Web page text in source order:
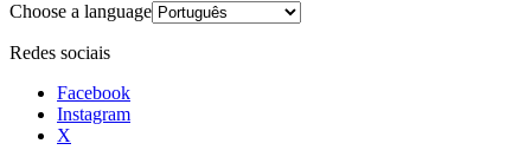
Choose a language
Redes sociais
Facebook
Instagram
X